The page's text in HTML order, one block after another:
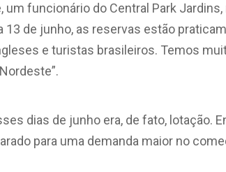
funcionário do Central Park Jardins,
13 de junho, as reservas estão
e turistas brasileiros. Temos
dias de junho era, de fato, lotação.
para uma demanda maior no